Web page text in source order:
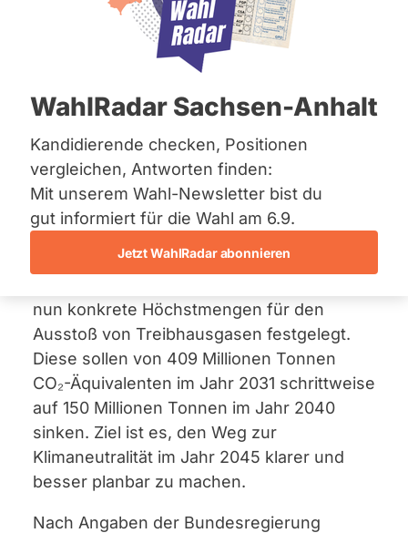
Bremen
Hamburg
Mecklenburg-Vorpommern
Nordrhein-Westfalen
Saarland
Sachsen
Sachsen-Anhalt
Sachsen-Anhalt
Schleswig-Holstein
Thüringen
Archiv
Über uns
Spenden
WahlRadar Sachsen-Anhalt
Kandidierende checken, Positionen
vergleichen, Antworten finden:
Mit unserem Wahl-Newsletter bist du
gut informiert für die Wahl am 6.9.
Jetzt WahlRadar abonnieren
für die Jahre 2031 bis
Die Bundesregierung hat eine Verordnung
vorgelegt, die die im Bundes-
Klimaschutzgesetz verankerten jährlichen
Minderungsziele für die Jahre 2031 bis
2040 in verbindliche
Jahresemissionsgesamtmengen überführt.
nun konkrete Höchstmengen für den
Ausstoß von Treibhausgasen festgelegt.
Diese sollen von 409 Millionen Tonnen
CO₂-Äquivalenten im Jahr 2031 schrittweise
auf 150 Millionen Tonnen im Jahr 2040
sinken. Ziel ist es, den Weg zur
Klimaneutralität im Jahr 2045 klarer und
besser planbar zu machen.
Nach Angaben der Bundesregierung